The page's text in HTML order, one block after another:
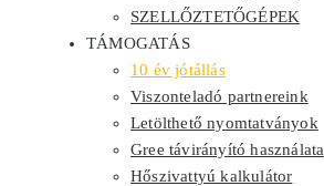
SZELLŐZTETŐGÉPEK
TÁMOGATÁS
10 év jótállás
Viszonteladó partnereink
Letölthető nyomtatványok
Gree távirányító használata
Hőszivattyú kalkulátor